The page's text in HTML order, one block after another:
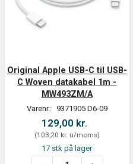
Original Apple USB-C til USB-
C Woven datakabel 1m -
MW493ZM/A
Varenr.: 9371905 D6-09
129,00 kr.
(103,20 kr. u/moms)
17 stk på lager